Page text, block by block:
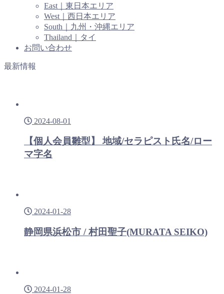
East｜東日本エリア
West｜西日本エリア
South｜九州・沖縄エリア
Thailand｜タイ
お問い合わせ
最新情報
2024-08-01
【個人会員雛型】 地域/セラピスト氏名/ロー
マ字名
2024-01-28
静岡県浜松市 / 村田聖子(MURATA SEIKO)
2024-01-28